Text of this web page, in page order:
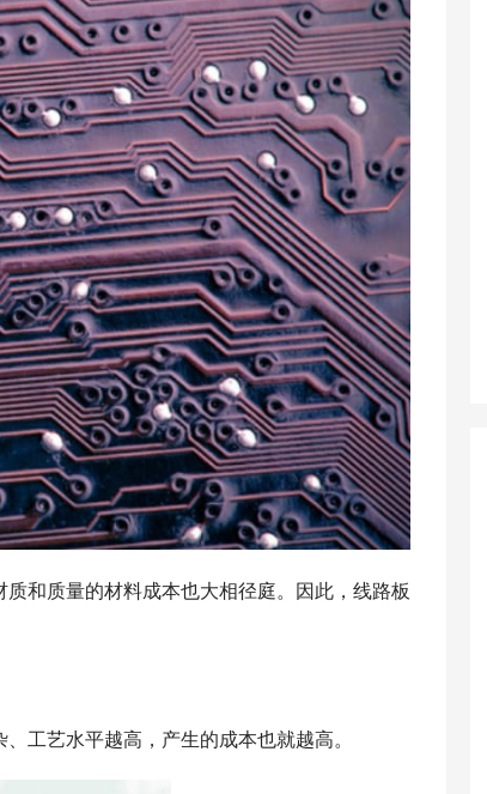
和质量的材料成本也大相径庭。因此，线路板
工艺水平越高，产生的成本也就越高。